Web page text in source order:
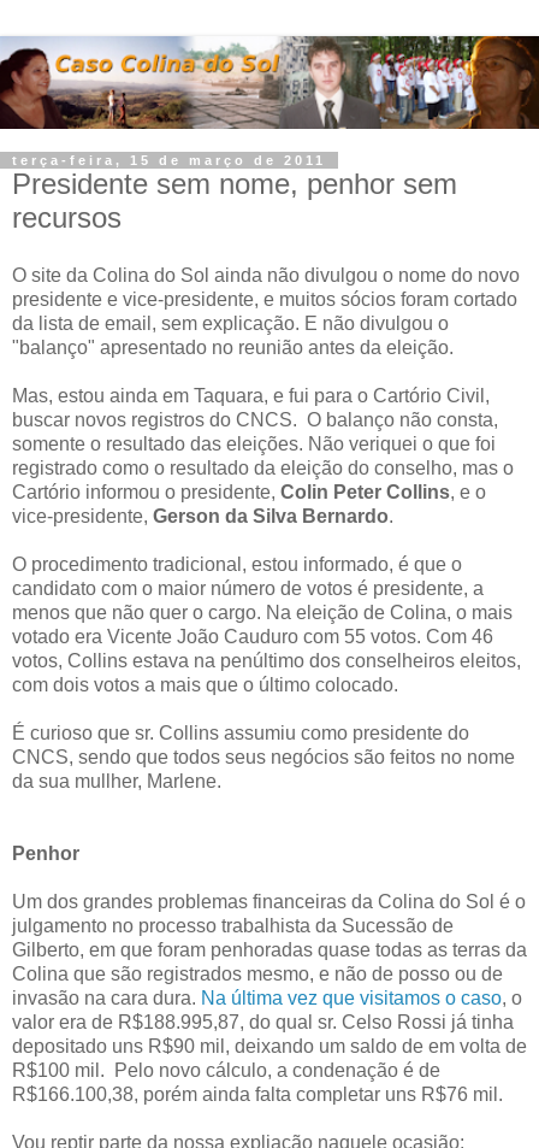
terça-feira, 15 de março de 2011
Presidente sem nome, penhor sem
recursos
O site da Colina do Sol ainda não divulgou o nome do novo
presidente e vice-presidente, e muitos sócios foram cortado
da lista de email, sem explicação. E não divulgou o
"balanço" apresentado no reunião antes da eleição.
Mas, estou ainda em Taquara, e fui para o Cartório Civil,
buscar novos registros do CNCS. O balanço não consta,
somente o resultado das eleições. Não veriquei o que foi
registrado como o resultado da eleição do conselho, mas o
Cartório informou o presidente, Colin Peter Collins, e o
vice-presidente, Gerson da Silva Bernardo.
O procedimento tradicional, estou informado, é que o
candidato com o maior número de votos é presidente, a
menos que não quer o cargo. Na eleição de Colina, o mais
votado era Vicente João Cauduro com 55 votos. Com 46
votos, Collins estava na penúltimo dos conselheiros eleitos,
com dois votos a mais que o último colocado.
É curioso que sr. Collins assumiu como presidente do
CNCS, sendo que todos seus negócios são feitos no nome
da sua mullher, Marlene.
Penhor
Um dos grandes problemas financeiras da Colina do Sol é o
julgamento no processo trabalhista da Sucessão de
Gilberto, em que foram penhoradas quase todas as terras da
Colina que são registrados mesmo, e não de posso ou de
invasão na cara dura. Na última vez que visitamos o caso, o
valor era de R$188.995,87, do qual sr. Celso Rossi já tinha
depositado uns R$90 mil, deixando um saldo de em volta de
R$100 mil. Pelo novo cálculo, a condenação é de
R$166.100,38, porém ainda falta completar uns R$76 mil.
Vou reptir parte da nossa expliação naquele ocasião: